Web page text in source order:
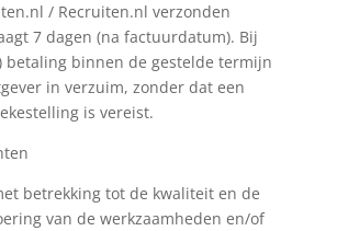
/ Recruiten.nl verzonden
7 dagen (na factuurdatum). Bij
betaling binnen de gestelde termijn
in verzuim, zonder dat een
is vereist.
betrekking tot de kwaliteit en de
van de werkzaamheden en/of